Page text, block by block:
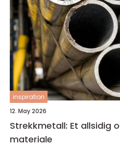
inspiration
12. May 2026
Strekkmetall: Et allsidig
materiale